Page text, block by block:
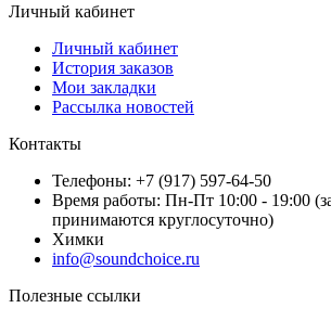
Личный кабинет
Личный кабинет
История заказов
Мои закладки
Рассылка новостей
Контакты
Телефоны: +7 (917) 597-64-50
Время работы: Пн-Пт 10:00 - 19:00
принимаются круглосуточно)
Химки
info@soundchoice.ru
Полезные ссылки